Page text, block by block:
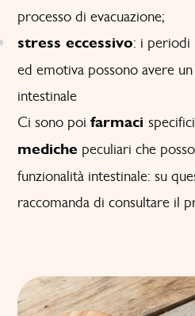
processo di evacuazione;
stress eccessivo: i periodi
ed emotiva possono avere
intestinale
Ci sono poi farmaci
mediche peculiari che
funzionalità intestinale: su
raccomanda di consultare il